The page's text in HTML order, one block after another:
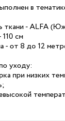
в
ткани - ALFA
см
- от 8 до 12
уходу:
при низких